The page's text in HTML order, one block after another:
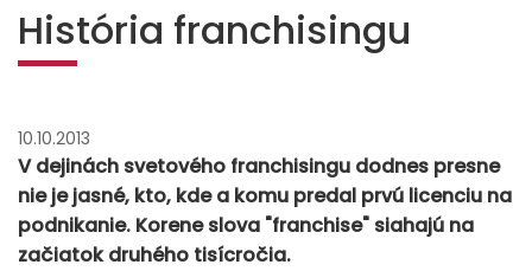
História franchisingu
10.10.2013
V dejinách svetového franchisingu dodnes presne
nie je jasné, kto, kde a komu predal prvú licenciu na
podnikanie. Korene slova "franchise" siahajú na
začiatok druhého tisícročia.